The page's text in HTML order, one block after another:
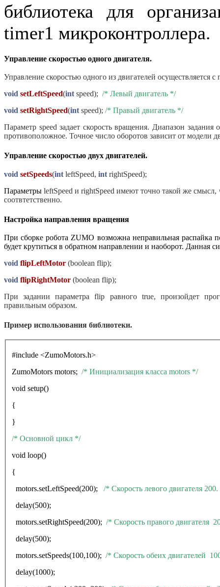
библиотека для
timer1 микроконтроллера.
Управление скоростью одного двигателя.
Управление скоростью одного из двигателей осуществляется
void setLeftSpeed(int speed); /* Левый двигатель */
void setRightSpeed(int speed); /* Правый двигатель */
Параметр speed задает скорость вращения. Диапазон
противоположное. Точное число оборотов зависит от модели
Управление скоростью двух двигателей.
void setSpeeds(int leftSpeed, int rightSpeed);
Параметры leftSpeed и rightSpeed имеют точно такой же смысл,
соотвтетственно.
Настройка направления вращения
При сборке робота ZUMO возможна неправильная распайка
будет крутиться в обратном направлении и наоборот.
void flipLeftMotor (boolean flip);
void flipRightMotor (boolean flip);
При задании параметра
flip равного true, произойдет
правильным образом.
Пример использования библиотеки.
#include <ZumoMotors.h>
ZumoMotors motors; /* Инициализация класса motors */
void setup()
{
}
/* Основной цикл */
void loop()
{
motors.setLeftSpeed(200); /* Скорость левого двигателя
delay(500);
motors.setRightSpeed(200); /* Скорость правого двигателя
delay(500);
motors.setSpeeds(100,100); /* Скорость обеих двигателей
delay(1000);